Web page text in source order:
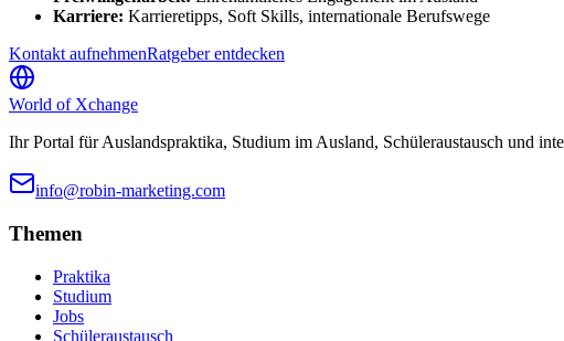
Karriere: Karrieretipps, Soft Skills, internationale Berufswege
Kontakt aufnehmenRatgeber entdecken
World of Xchange
Ihr Portal für Auslandspraktika, Studium im Ausland, Schüleraustausch und
info@robin-marketing.com
Themen
Praktika
Studium
Jobs
Schüleraustausch